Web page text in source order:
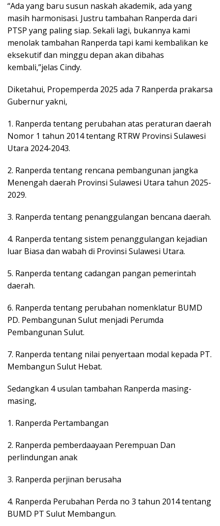
“Ada yang baru susun naskah akademik, ada yang
masih harmonisasi. Justru tambahan Ranperda dari
PTSP yang paling siap. Sekali lagi, bukannya kami
menolak tambahan Ranperda tapi kami kembalikan ke
eksekutif dan minggu depan akan dibahas
kembali,”jelas Cindy.
Diketahui, Propemperda 2025 ada 7 Ranperda prakarsa
Gubernur yakni,
1. Ranperda tentang perubahan atas peraturan daerah
Nomor 1 tahun 2014 tentang RTRW Provinsi Sulawesi
Utara 2024-2043.
2. Ranperda tentang rencana pembangunan jangka
Menengah daerah Provinsi Sulawesi Utara tahun 2025-
2029.
3. Ranperda tentang penanggulangan bencana daerah.
4. Ranperda tentang sistem penanggulangan kejadian
luar Biasa dan wabah di Provinsi Sulawesi Utara.
5. Ranperda tentang cadangan pangan pemerintah
daerah.
6. Ranperda tentang perubahan nomenklatur BUMD
PD. Pembangunan Sulut menjadi Perumda
Pembangunan Sulut.
7. Ranperda tentang nilai penyertaan modal kepada PT.
Membangun Sulut Hebat.
Sedangkan 4 usulan tambahan Ranperda masing-
masing,
1. Ranperda Pertambangan
2. Ranperda pemberdaayaan Perempuan Dan
perlindungan anak
3. Ranperda perjinan berusaha
4. Ranperda Perubahan Perda no 3 tahun 2014 tentang
BUMD PT Sulut Membangun.